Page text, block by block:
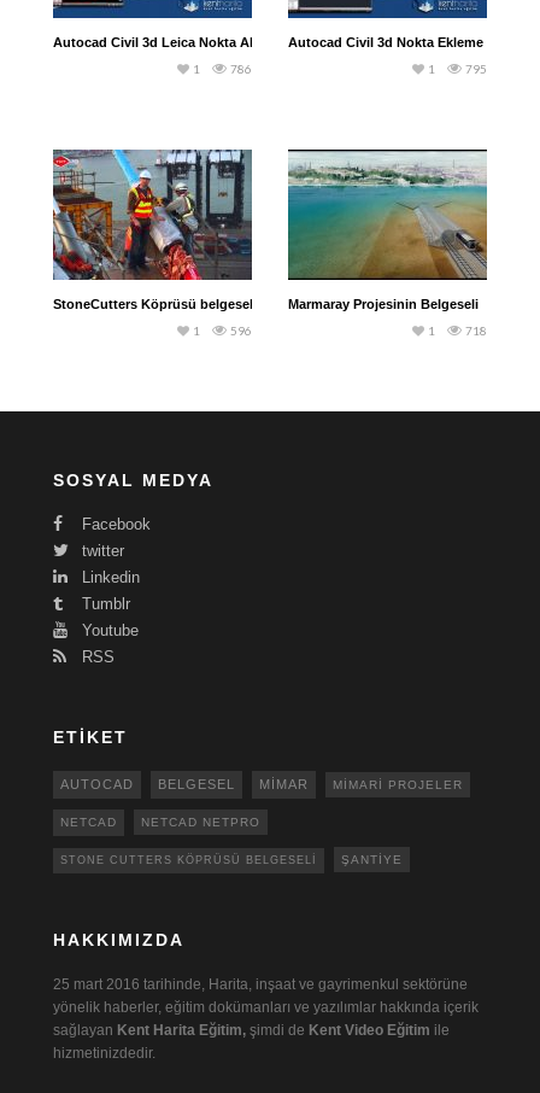
Autocad Civil 3d Leica Nokta Aktarma
786
1
Autocad Civil 3d Nokta Ekleme İşlemi
795
1
StoneCutters Köprüsü belgeseli
596
1
Marmaray Projesinin Belgeseli
718
1
SOSYAL MEDYA
Facebook
twitter
Linkedin
Tumblr
Youtube
RSS
ETIKET
AUTOCAD BELGESEL MIMAR MIMARI PROJELER
NETCAD NETCAD NETPRO
STONE CUTTERS KÖPRÜSÜ BELGESELI ŞANTIYE
HAKKIMIZDA
25 mart 2016 tarihinde, Harita, inşaat ve gayrimenkul sektörüne
yönelik haberler, eğitim dokümanları ve yazılımlar hakkında içerik
sağlayan Kent Harita Eğitim, şimdi de Kent Video Eğitim ile
hizmetinizdedir.